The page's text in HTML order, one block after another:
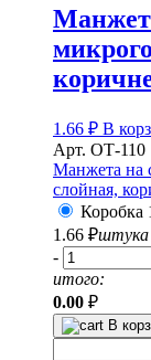
1.66 ₽ В
Арт. ОТ-110
Манжета на
слойная,
Коробка
1.66 ₽штука
-
итого:
0.00 ₽
В